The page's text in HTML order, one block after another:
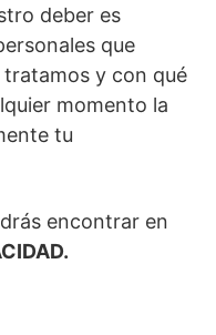
deber es
que
y con qué
momento la
tu
encontrar en